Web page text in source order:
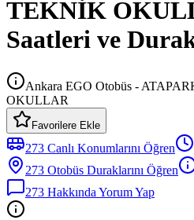
TEKNİK
Saatleri ve
Ankara EGO Otobüs -
OKULLAR
Favorilere Ekle
273 Canlı Konumlarını Öğren
273 Otobüs Duraklarını Öğren
273 Hakkında Yorum Yap